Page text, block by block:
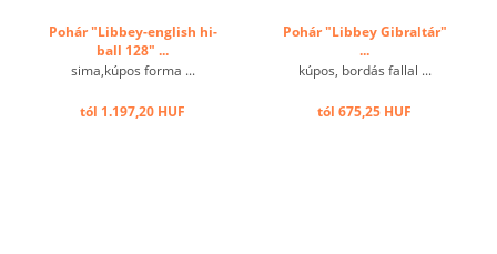
Pohár "Libbey-english hi-
ball 128" ...
sima,kúpos forma ...
tól 1.197,20 HUF
Pohár "Libbey Gibraltár"
...
kúpos, bordás fallal ...
tól 675,25 HUF